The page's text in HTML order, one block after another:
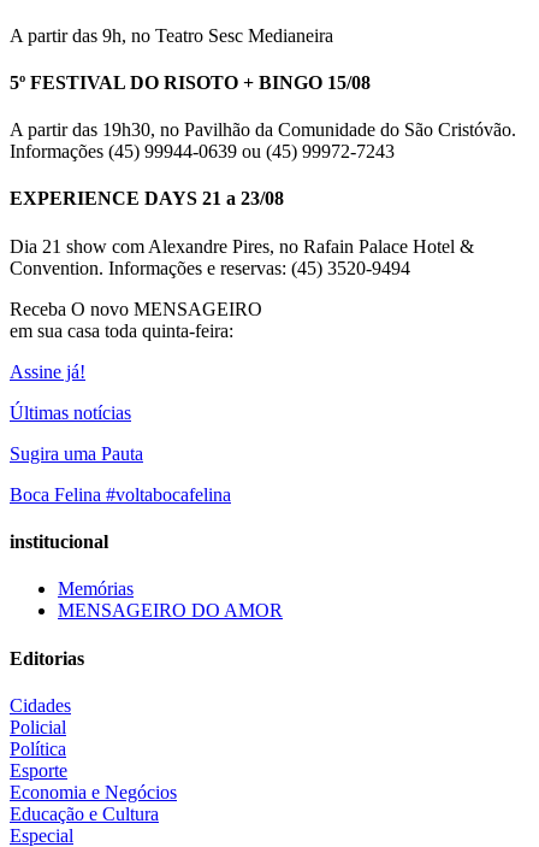
A partir das 9h, no Teatro Sesc Medianeira
5º FESTIVAL DO RISOTO + BINGO 15/08
A partir das 19h30, no Pavilhão da Comunidade do São Cristóvão.
Informações (45) 99944-0639 ou (45) 99972-7243
EXPERIENCE DAYS 21 a 23/08
Dia 21 show com Alexandre Pires, no Rafain Palace Hotel &
Convention. Informações e reservas: (45) 3520-9494
Receba O novo MENSAGEIRO
em sua casa toda quinta-feira:
Assine já!
Últimas notícias
Sugira uma Pauta
Boca Felina #voltabocafelina
institucional
Memórias
MENSAGEIRO DO AMOR
Editorias
Cidades
Policial
Política
Esporte
Economia e Negócios
Educação e Cultura
Especial